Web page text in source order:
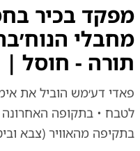
מפקד בכיר
מחבלי
תורה - חוסל |
פאדי דע׳מש הוביל את
לטבח • בתקופה האחרונה
בתקיפה מהאוויר (צבא